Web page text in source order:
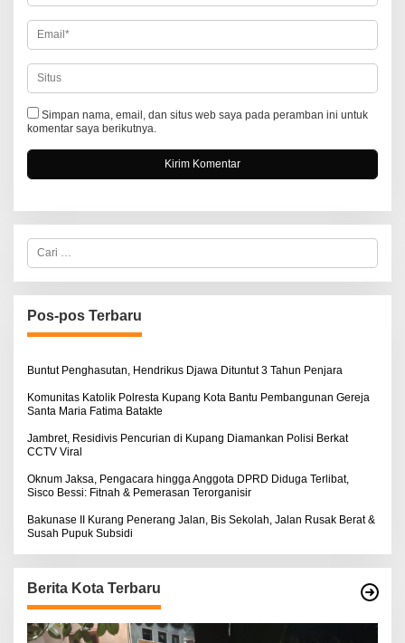
Simpan nama, email, dan situs web saya pada peramban ini untuk
komentar saya berikutnya.
C
r
i
u
n
u
:
Pos-pos Terbaru
Buntut Penghasutan, Hendrikus Djawa Dituntut 3 Tahun Penjara
Komunitas Katolik Polresta Kupang Kota Bantu Pembangunan Gereja
Santa Maria Fatima Batakte
Jambret, Residivis Pencurian di Kupang Diamankan Polisi Berkat
CCTV Viral
Oknum Jaksa, Pengacara hingga Anggota DPRD Diduga Terlibat,
Sisco Bessi: Fitnah & Pemerasan Terorganisir
Bakunase II Kurang Penerang Jalan, Bis Sekolah, Jalan Rusak Berat &
Susah Pupuk Subsidi
Berita Kota Terbaru